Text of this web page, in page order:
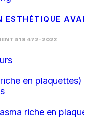
ESTHÉTIQUE AVANCÉ
819 472-2022
en plaquettes)
riche en plaquettes)